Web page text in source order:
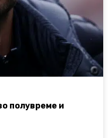
полувреме и